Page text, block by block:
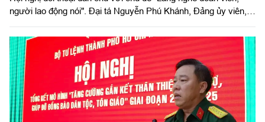
người lao động nói". Đại tá Nguyễn Phú Khánh, Đảng ủy viên,
Thượng tá Nguyễn Ngọc Khánh, Giám đốc Công ty Cảng ICD
Tây Nam chủ trì hội nghị. Dự hội nghị có Đại tá Phạm Thị Thu
Hương, Trưởng phòng Công tác quần chúng, Cục Chính trị
Quân khu 7; Đại tá Trần Thị Mỹ Châu, Phó Tổng giám đốc
Công ty Tây Nam cùng đông đảo cán bộ, đoàn viên, người lao
động Công ty Cảng ICD Tây Nam.